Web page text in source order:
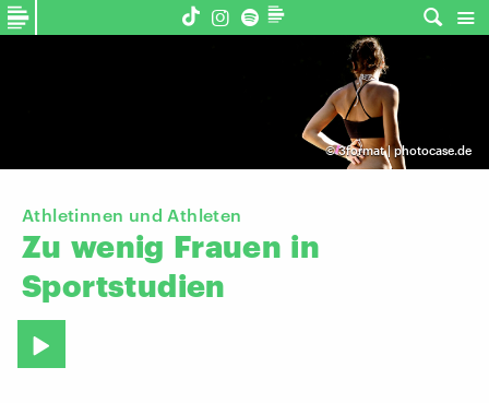
©3format | photocase.de
Athletinnen und Athleten
Zu wenig Frauen in
Sportstudien